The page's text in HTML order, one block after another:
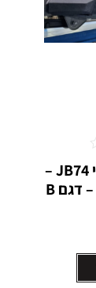
רוקר פאנל לג'ימני JB74 –
0
מתוך